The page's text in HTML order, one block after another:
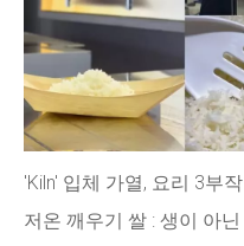
'Kiln' 입체 가열, 요리 3부작
저온 깨우기 쌀 : 생이 아